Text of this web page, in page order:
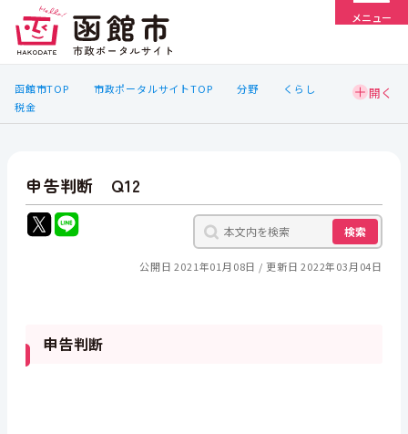
メニュー
函館市TOP 市政ポータルサイトTOP 分野
くらし
税金
申告判断 Q12
検索
公開日 2021年01月08日 更新日 2022年03月04日
申告判断